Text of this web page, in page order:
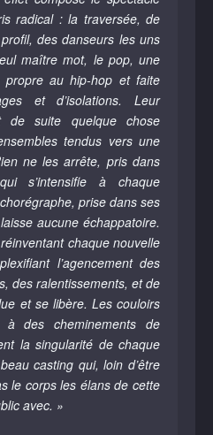
radical : la traversée, de
des danseurs les uns
maître mot, le pop, une
propre au hip-hop et faite
et d’isolations. Leur
de suite quelque chose
tendus vers une
ne les arrête, pris dans
s’intensifie à chaque
prise dans ses
aucune échappatoire.
chaque nouvelle
l’agencement des
des ralentissements, et de
et se libère. Les couloirs
à des cheminements de
la singularité de chaque
casting qui, loin d’être
le corps les élans de cette
avec. »